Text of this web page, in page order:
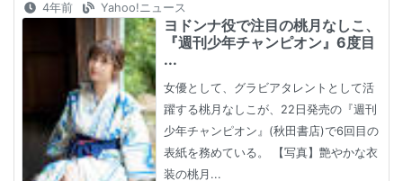
4年前 Yahoo!ニュース
ヨドンナ役で注目の桃月なしこ、
『週刊少年チャンピオン』6度目
...
女優として、グラビアタレントとして活
躍する桃月なしこが、22日発売の『週刊
少年チャンピオン』(秋田書店)で6回目の
表紙を務めている。 【写真】艶やかな衣
装の桃月...